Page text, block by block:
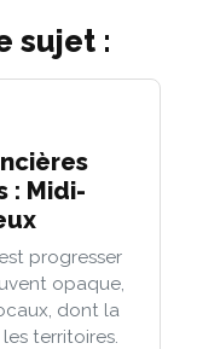
sujet :
: Midi-
progresser
opaque,
dont la
territoires.